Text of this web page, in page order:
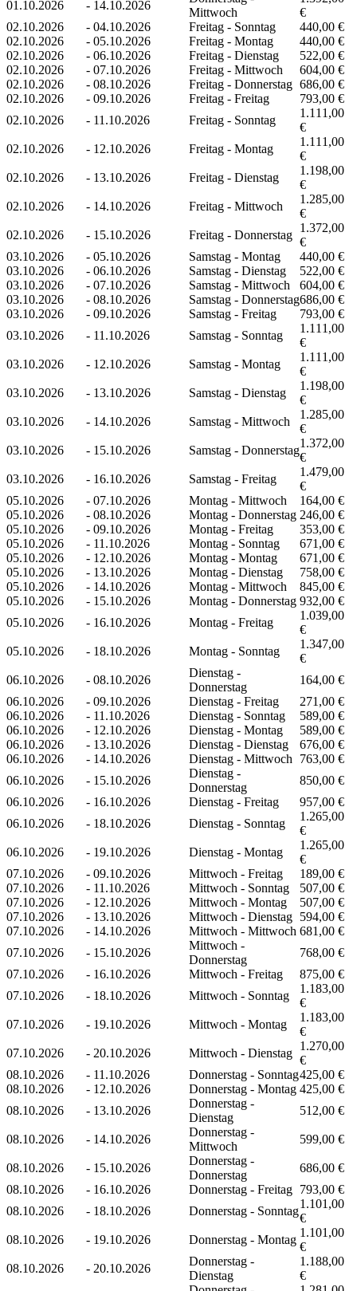
01.10.2026 - 14.10.2026
Mittwoch
€
02.10.2026
- 04.10.2026 Freitag - Sonntag
440,00 €
02.10.2026
- 05.10.2026 Freitag - Montag
440,00 €
02.10.2026
- 06.10.2026 Freitag - Dienstag
522,00 €
02.10.2026
- 07.10.2026 Freitag - Mittwoch
604,00 €
02.10.2026
- 08.10.2026 Freitag - Donnerstag 686,00 €
02.10.2026
- 09.10.2026 Freitag - Freitag
793,00 €
02.10.2026
- 11.10.2026 Freitag - Sonntag
1.111,00
€
02.10.2026
- 12.10.2026 Freitag - Montag
1.111,00
€
02.10.2026
- 13.10.2026 Freitag - Dienstag
1.198,00
€
02.10.2026
- 14.10.2026 Freitag - Mittwoch
1.285,00
€
02.10.2026
- 15.10.2026 Freitag - Donnerstag
1.372,00
€
03.10.2026
- 05.10.2026 Samstag - Montag
440,00 €
03.10.2026
- 06.10.2026 Samstag - Dienstag
522,00 €
03.10.2026
- 07.10.2026 Samstag - Mittwoch
604,00 €
03.10.2026
- 08.10.2026 Samstag - Donnerstag686,00 €
03.10.2026
- 09.10.2026 Samstag - Freitag
793,00 €
03.10.2026
- 11.10.2026 Samstag - Sonntag
1.111,00
€
03.10.2026
- 12.10.2026 Samstag - Montag
1.111,00
€
03.10.2026
- 13.10.2026 Samstag - Dienstag
1.198,00
€
03.10.2026
- 14.10.2026 Samstag - Mittwoch
1.285,00
€
03.10.2026
- 15.10.2026 Samstag - Donnerstag
1.372,00
€
03.10.2026
- 16.10.2026 Samstag - Freitag
1.479,00
€
05.10.2026
- 07.10.2026 Montag - Mittwoch
164,00 €
05.10.2026
- 08.10.2026 Montag - Donnerstag 246,00 €
05.10.2026
- 09.10.2026 Montag - Freitag
353,00 €
05.10.2026
- 11.10.2026 Montag - Sonntag
671,00 €
05.10.2026
- 12.10.2026 Montag - Montag
671,00 €
05.10.2026
- 13.10.2026 Montag - Dienstag
758,00 €
05.10.2026
- 14.10.2026 Montag - Mittwoch
845,00 €
05.10.2026
- 15.10.2026 Montag - Donnerstag 932,00 €
05.10.2026
- 16.10.2026 Montag - Freitag
1.039,00
€
05.10.2026
- 18.10.2026 Montag - Sonntag
1.347,00
€
06.10.2026
- 08.10.2026
Dienstag -
Donnerstag
164,00 €
06.10.2026
- 09.10.2026 Dienstag - Freitag
271,00 €
06.10.2026
- 11.10.2026 Dienstag - Sonntag
589,00 €
06.10.2026
- 12.10.2026 Dienstag - Montag
589,00 €
06.10.2026
- 13.10.2026 Dienstag - Dienstag
676,00 €
06.10.2026
- 14.10.2026 Dienstag - Mittwoch
763,00 €
06.10.2026
- 15.10.2026
Dienstag -
Donnerstag
850,00 €
06.10.2026
- 16.10.2026 Dienstag - Freitag
957,00 €
06.10.2026
- 18.10.2026 Dienstag - Sonntag
1.265,00
€
06.10.2026
- 19.10.2026 Dienstag - Montag
1.265,00
€
07.10.2026
- 09.10.2026 Mittwoch - Freitag
189,00 €
07.10.2026
- 11.10.2026 Mittwoch - Sonntag
507,00 €
07.10.2026
- 12.10.2026 Mittwoch - Montag
507,00 €
07.10.2026
- 13.10.2026 Mittwoch - Dienstag 594,00 €
07.10.2026
- 14.10.2026 Mittwoch - Mittwoch 681,00 €
07.10.2026
- 15.10.2026
Mittwoch -
Donnerstag
768,00 €
07.10.2026
- 16.10.2026 Mittwoch - Freitag
875,00 €
07.10.2026
- 18.10.2026 Mittwoch - Sonntag
1.183,00
€
07.10.2026
- 19.10.2026 Mittwoch - Montag
1.183,00
€
07.10.2026
- 20.10.2026 Mittwoch - Dienstag
1.270,00
€
08.10.2026
- 11.10.2026 Donnerstag - Sonntag425,00 €
08.10.2026
- 12.10.2026 Donnerstag - Montag 425,00 €
08.10.2026
- 13.10.2026
Donnerstag -
Dienstag
512,00 €
08.10.2026 - 14.10.2026
Donnerstag -
Mittwoch
599,00 €
08.10.2026 - 15.10.2026
Donnerstag -
Donnerstag
686,00 €
08.10.2026
- 16.10.2026 Donnerstag - Freitag 793,00 €
08.10.2026
- 18.10.2026 Donnerstag - Sonntag
1.101,00
€
08.10.2026
- 19.10.2026 Donnerstag - Montag
1.101,00
€
08.10.2026
- 20.10.2026
Donnerstag -
Dienstag
1.188,00
€